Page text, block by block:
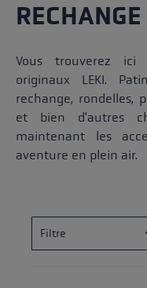
RECHANGE
Vous trouverez ici
originaux LEKI.
rechange, rondelles,
et bien d'autres
maintenant les
aventure en plein air.
Filtre